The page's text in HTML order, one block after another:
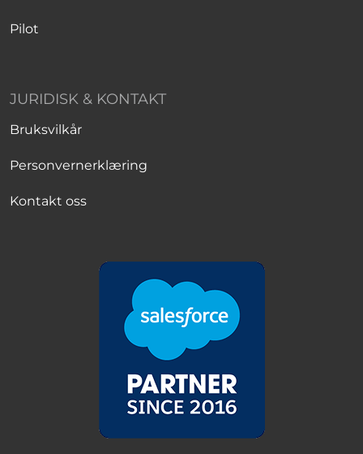
Pilot
JURIDISK & KONTAKT
Bruksvilkår
Personvernerklæring
Kontakt oss